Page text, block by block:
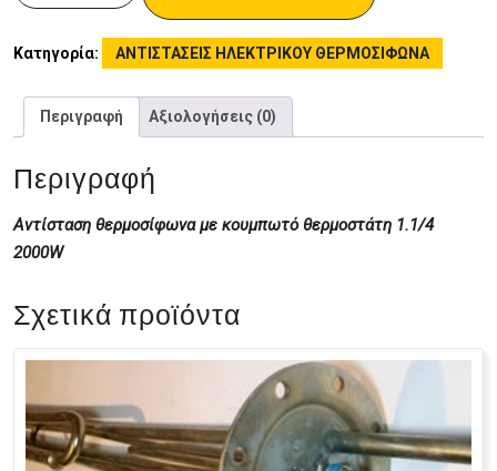
Κατηγορία: ΑΝΤΙΣΤΑΣΕΙΣ ΗΛΕΚΤΡΙΚΟΥ ΘΕΡΜΟΣΙΦΩΝΑ
Περιγραφή Αξιολογήσεις (0)
Περιγραφή
Αντίσταση θερμοσίφωνα με κουμπωτό θερμοστάτη 1.1/4
2000W
Σχετικά προϊόντα